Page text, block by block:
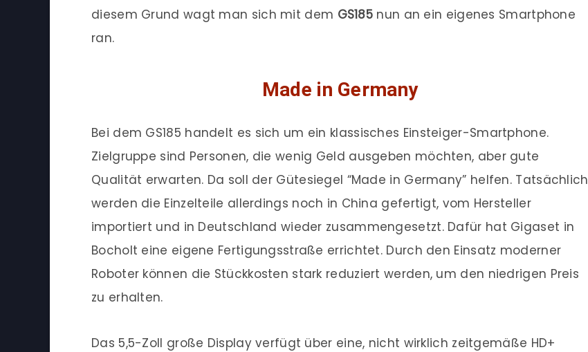
diesem Grund wagt man sich mit dem GS185 nun an ein eigenes Smartphone
ran.
Made in Germany
Bei dem GS185 handelt es sich um ein klassisches Einsteiger-Smartphone.
Zielgruppe sind Personen, die wenig Geld ausgeben möchten, aber gute
Qualität erwarten. Da soll der Gütesiegel “Made in Germany” helfen. Tatsächlich
werden die Einzelteile allerdings noch in China gefertigt, vom Hersteller
importiert und in Deutschland wieder zusammengesetzt. Dafür hat Gigaset in
Bocholt eine eigene Fertigungsstraße errichtet. Durch den Einsatz moderner
Roboter können die Stückkosten stark reduziert werden, um den niedrigen Preis
zu erhalten.
Das 5,5-Zoll große Display verfügt über eine, nicht wirklich zeitgemäße HD+